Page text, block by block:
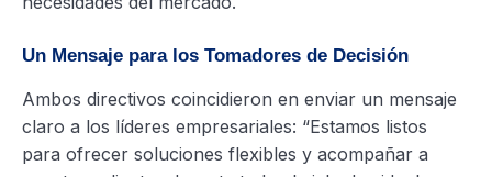
Un Mensaje para los Tomadores de Decisión
Ambos directivos coincidieron en enviar un mensaje
claro a los líderes empresariales: “Estamos listos
para ofrecer soluciones flexibles y acompañar a